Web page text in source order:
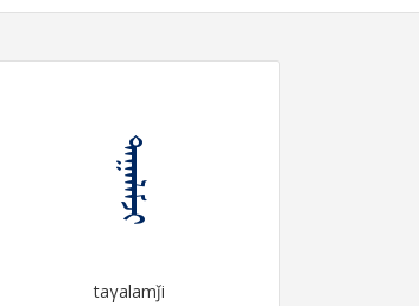
ᠲᠠᠭᠠᠯᠠᠮᠵᠢ
taγalamǰi